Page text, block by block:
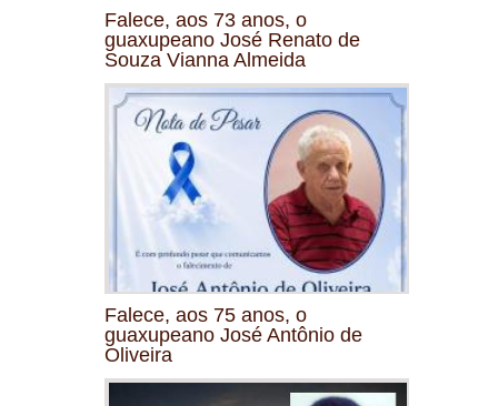
Falece, aos 73 anos, o
guaxupeano José Renato de
Souza Vianna Almeida
Falece, aos 75 anos, o
guaxupeano José Antônio de
Oliveira